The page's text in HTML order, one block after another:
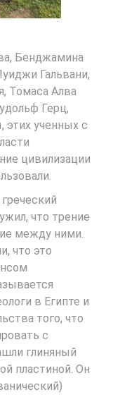
Бенджамина
Гальвани,
Томаса Алва
Герц,
ученных с
цивилизации
что трение
между ними.
что это
в Египте и
того, что
с
глиняный
пластиной. Он